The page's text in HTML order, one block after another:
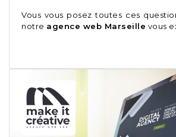
Vous vous posez toutes ces
notre agence web Marseille vous